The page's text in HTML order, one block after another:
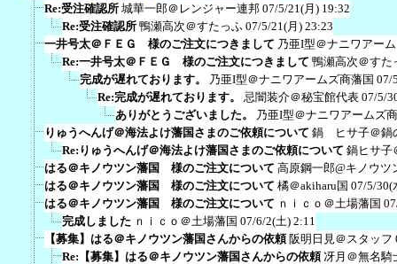
Re:受注確認所 城華一郎＠レンジャー連邦 07/5/21(月) 19:32
Re:受注確認所 鴨瀬高次＠すたっふ 07/5/21(月) 23:23
一井号太＠ＦＥＧ 様のご注文につきまして 乃亜I型＠ナニワアー
Re:一井号太＠ＦＥＧ 様のご注文につきまして 鴨瀬高次＠すた
完成が遅れております。
乃亜I型＠ナニワアームズ商藩国 07/
Re:完成が遅れております。
忌闇装介＠秘宝館代表 07/5/
ありがとうございました。
乃亜I型＠ナニワアームズ
りゅうへんげ＠海法よけ藩国さまのご依頼について 鍋 ヒサ子＠鍋
Re:りゅうへんげ＠海法よけ藩国さまのご依頼について 鍋ヒサ子
はる＠キノウツン藩国 様のご注文について 高原鋼一郎@キノウツ
はる＠キノウツン藩国 様のご注文について 橘＠akiharu国 07/5/30(
はる＠キノウツン藩国 様のご注文について ｎｉｃｏ＠土場藩国
完成しました ｎｉｃｏ＠土場藩国 07/6/2(土) 2:11
【募集】はる＠キノウツン藩国さんからの依頼 阪明日見＠スタッフ
Re:【募集】はる＠キノウツン藩国さんからの依頼 冴月＠無名騎